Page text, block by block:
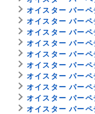
オイスター パー
オイスター パー
オイスター パー
オイスター パー
オイスター パー
オイスター パー
オイスター パー
オイスター パー
オイスター パー
オイスター パー